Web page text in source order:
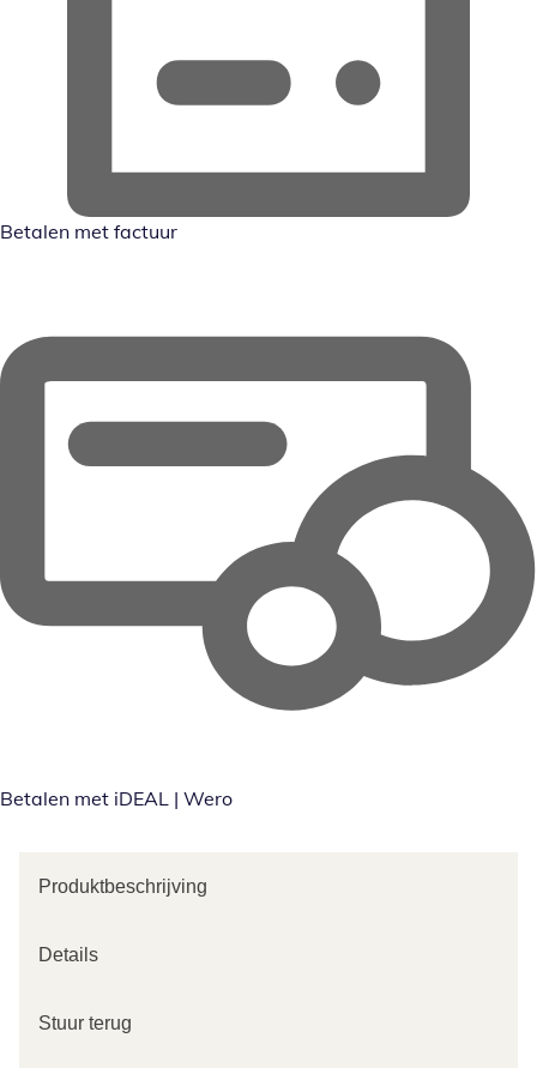
Betalen met factuur
Betalen met iDEAL | Wero
Produktbeschrijving
Details
Stuur terug